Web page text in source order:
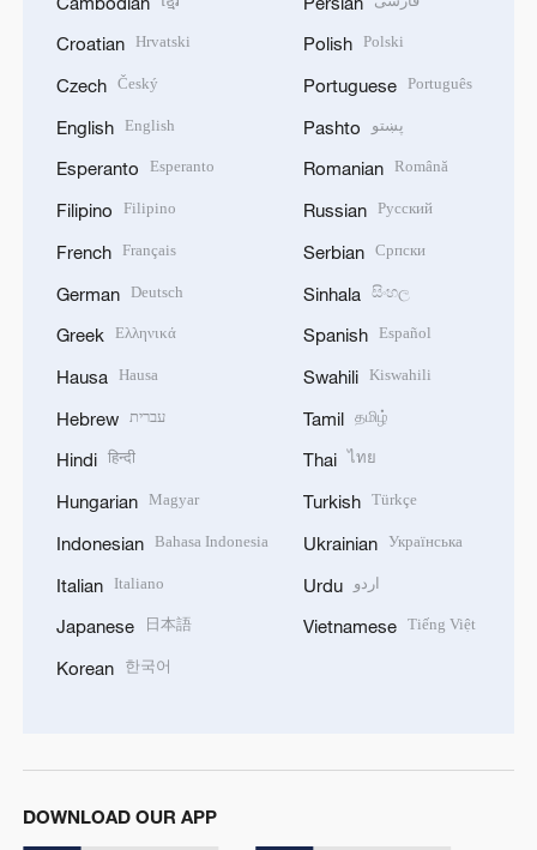
Croatian Hrvatski
Czech Český
English English
Esperanto Esperanto
Filipino Filipino
French Français
German Deutsch
Greek Ελληνικά
Hausa Hausa
Hebrew עברית
Hindi हिन्दी
Hungarian Magyar
Indonesian Bahasa Indonesia
Italian Italiano
Japanese 日本語
Korean 한국어
Polish Polski
Portuguese Português
Pashto پښتو
Romanian Română
Russian Русский
Serbian Српски
Sinhala සිංහල
Spanish Español
Swahili Kiswahili
Tamil தமிழ்
Thai ไทย
Turkish Türkçe
Ukrainian Українська
Urdu اردو
Vietnamese Tiếng Việt
DOWNLOAD OUR APP